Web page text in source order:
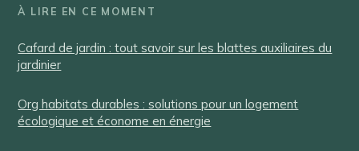
À LIRE EN CE MOMENT
Cafard de jardin : tout savoir sur les blattes auxiliaires du
jardinier
Org habitats durables : solutions pour un logement
écologique et économe en énergie